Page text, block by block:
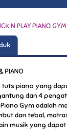
PIANO
tuts piano yang
dan 4
Gym adalah
dan tebal,
musik yang